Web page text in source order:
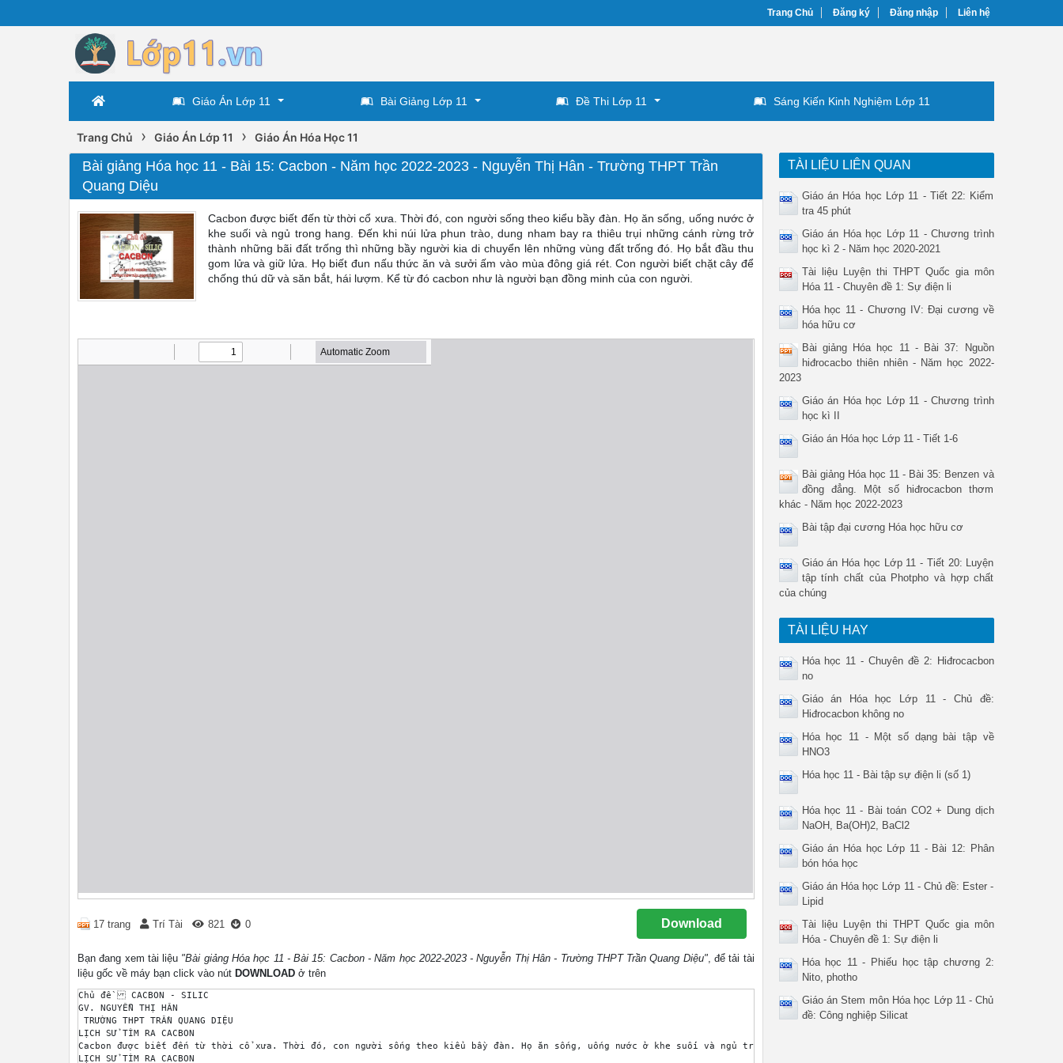
Trang Chủ Đăng ký Đăng nhập Liên hệ
Giáo Án Lớp 11 Bài Giảng Lớp 11 Đề Thi Lớp 11 Sáng Kiến Kinh Nghiệm Lớp 11
Trang Chủ › Giáo Án Lớp 11 › Giáo Án Hóa Học 11
Bài giảng Hóa học 11 - Bài 15: Cacbon - Năm học 2022-2023 - Nguyễn Thị Hân - Trường THPT Trần
Quang Diệu
Cacbon được biết đến từ thời cổ xưa. Thời đó, con người sống theo kiểu bầy đàn. Họ ăn sống, uống nước ở
khe suối và ngủ trong hang. Đến khi núi lửa phun trào, dung nham bay ra thiêu trụi những cánh rừng trở
thành những bãi đất trống thì những bầy người kia di chuyển lên những vùng đất trống đó. Họ bắt đầu thu
gom lửa và giữ lửa. Họ biết đun nấu thức ăn và sưởi ấm vào mùa đông giá rét. Con người biết chặt cây để
chống thú dữ và săn bắt, hái lượm. Kể từ đó cacbon như là người bạn đồng minh của con người.
17 trang Trí Tài 821 0 Download
Bạn đang xem tài liệu "Bài giảng Hóa học 11 - Bài 15: Cacbon - Năm học 2022-2023 - Nguyễn Thị Hân - Trường THPT Trần Quang Diệu", để tải tài
liệu gốc về máy bạn click vào nút DOWNLOAD ở trên
Chủ đề  CACBON - SILIC
GV. NGUYỄN THỊ HÂN
TRƯỜNG THPT TRẦN QUANG DIỆU
LỊCH SỬ TÌM RA CACBON
Cacbon được biết đến từ thời cổ xưa. Thời đó, con người sống theo kiểu bầy đàn. Họ ăn sống, uống nước ở khe suối và ngủ trong hang. Đến khi núi lửa phun trào, dung nham
LỊCH SỬ TÌM RA CACBON
TÀI LIỆU LIÊN QUAN
Giáo án Hóa học Lớp 11 - Tiết 22: Kiểm
tra 45 phút
Giáo án Hóa học Lớp 11 - Chương trình
học kì 2 - Năm học 2020-2021
Tài liệu Luyện thi THPT Quốc gia môn
Hóa 11 - Chuyên đề 1: Sự điện li
Hóa học 11 - Chương IV: Đại cương về
hóa hữu cơ
Bài giảng Hóa học 11 - Bài 37: Nguồn
hiđrocacbo thiên nhiên - Năm học 2022-
2023
Giáo án Hóa học Lớp 11 - Chương trình
học kì II
Giáo án Hóa học Lớp 11 - Tiết 1-6
Bài giảng Hóa học 11 - Bài 35: Benzen và
đồng đẳng. Một số hiđrocacbon thơm
khác - Năm học 2022-2023
Bài tập đại cương Hóa học hữu cơ
Giáo án Hóa học Lớp 11 - Tiết 20: Luyện
tập tính chất của Photpho và hợp chất
của chúng
TÀI LIỆU HAY
Hóa học 11 - Chuyên đề 2: Hiđrocacbon
no
Giáo án Hóa học Lớp 11 - Chủ đề:
Hiđrocacbon không no
Hóa học 11 - Một số dạng bài tập về
HNO3
Hóa học 11 - Bài tập sự điện li (số 1)
Hóa học 11 - Bài toán CO2 + Dung dịch
NaOH, Ba(OH)2, BaCl2
Giáo án Hóa học Lớp 11 - Bài 12: Phân
bón hóa học
Giáo án Hóa học Lớp 11 - Chủ đề: Ester -
Lipid
Tài liệu Luyện thi THPT Quốc gia môn
Hóa - Chuyên đề 1: Sự điện li
Hóa học 11 - Phiếu học tập chương 2:
Nito, photho
Giáo án Stem môn Hóa học Lớp 11 - Chủ
đề: Công nghiệp Silicat